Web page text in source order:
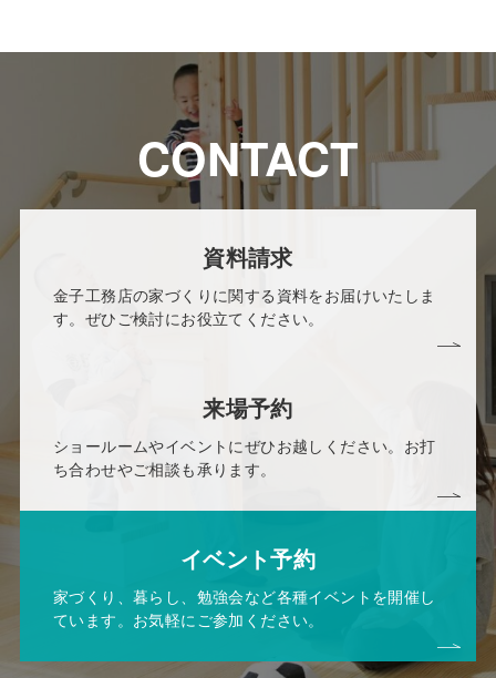
CONTACT
資料請求
金子工務店の家づくりに関する資料をお届けいたしま
す。ぜひご検討にお役立てください。
来場予約
ショールームやイベントにぜひお越しください。お打
ち合わせやご相談も承ります。
イベント予約
家づくり、暮らし、勉強会など各種イベントを開催し
ています。お気軽にご参加ください。